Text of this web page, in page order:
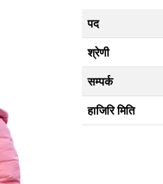
पद
श्रेणी
सम्पर्क
हाजिरि मिति